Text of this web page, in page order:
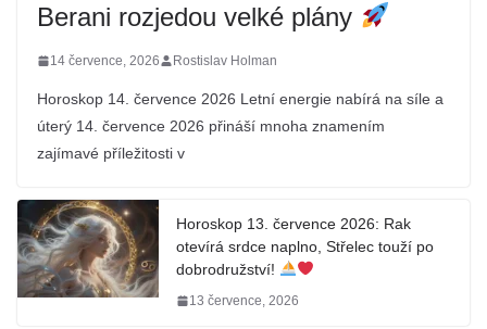
Berani rozjedou velké plány
14 července, 2026 Rostislav Holman
Horoskop 14. července 2026 Letní energie nabírá na síle a
úterý 14. července 2026 přináší mnoha znamením
zajímavé příležitosti v
Horoskop 13. července 2026: Rak
otevírá srdce naplno, Střelec touží po
dobrodružství!
13 července, 2026